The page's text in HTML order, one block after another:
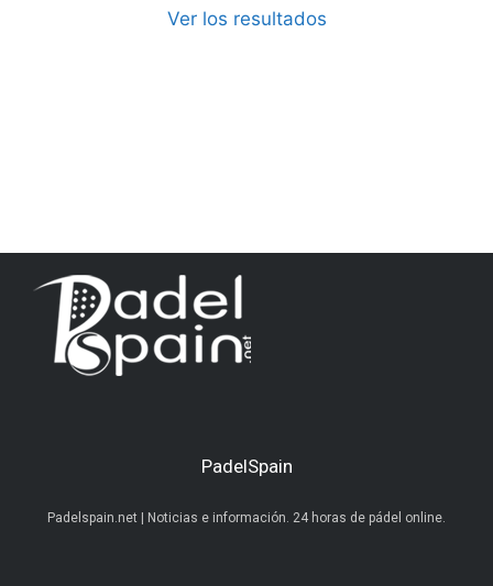
Ver los resultados
PadelSpain
Padelspain.net | Noticias e información. 24 horas de pádel online.